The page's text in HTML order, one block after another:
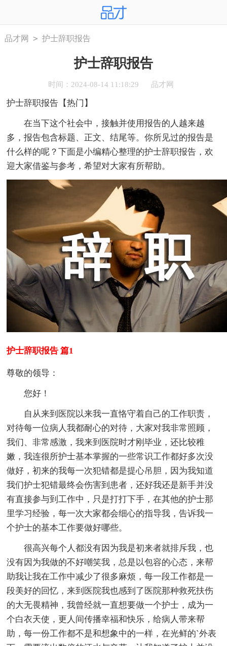
品才网 > 护士辞职报告
护士辞职报告
时间：2024-08-14 11:18:29 品才网
护士辞职报告【热门】
在当下这个社会中，接触并使用报告的人越来越
多，报告包含标题、正文、结尾等。你所见过的报告是
什么样的呢？下面是小编精心整理的护士辞职报告，欢
迎大家借鉴与参考，希望对大家有所帮助。
护士辞职报告 篇1
尊敬的领导：
您好！
自从来到医院以来我一直恪守着自己的工作职责，
对待每一位病人我都耐心的对待，大家对我非常照顾，
我们、非常感激，我来到医院时才刚毕业，还比较稚
嫩，我连很所护士基本掌握的一些常识工作都好多次没
做好，初来的我每一次犯错都是提心吊胆，因为我知道
我们护士犯错最终会伤害到患者，还好我还是新手并没
有直接参与到工作中，只是打打下手，在其他的护士那
里学习经验，每一次大家都会细心的指导我，告诉我一
个护士的基本工作要做好哪些。
很高兴每个人都没有因为我是初来者就排斥我，也
没有因为我做的不好嘲笑我，总是以包容的心态，来帮
助我让我在工作中减少了很多麻烦，每一段工作都是一
段美好的回忆，来到医院我也感到了医院那种救死扶伤
的大无畏精神，我曾经就一直想要做一个护士，成为一
个白衣天使，更人间传播幸福和快乐，给病人带来帮
助，每一份工作都不是和想象中的一样，在光鲜的`外表